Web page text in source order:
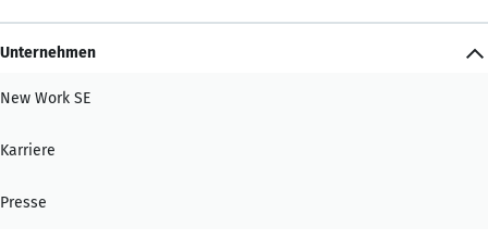
Unternehmen
New Work SE
Karriere
Presse